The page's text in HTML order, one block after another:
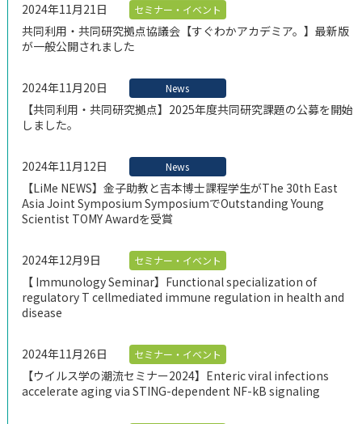
2024年11月21日 セミナー・イベント
共同利用・共同研究拠点協議会【すぐわかアカデミア。】最新版
が一般公開されました
2024年11月20日 News
【共同利用・共同研究拠点】2025年度共同研究課題の公募を開始
しました。
2024年11月12日 News
【LiMe NEWS】金子助教と吉本博士課程学生がThe 30th East
Asia Joint Symposium SymposiumでOutstanding Young
Scientist TOMY Awardを受賞
2024年12月9日 セミナー・イベント
【 Immunology Seminar】Functional specialization of
regulatory T cellmediated immune regulation in health and
disease
2024年11月26日 セミナー・イベント
【ウイルス学の潮流セミナー2024】Enteric viral infections
accelerate aging via STING-dependent NF-kB signaling